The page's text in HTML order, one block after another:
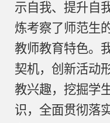
示自我、提升自
炼考察了师范生
教师教育特色。
契机，创新活动
教兴趣，挖掘学
识，全面贯彻落